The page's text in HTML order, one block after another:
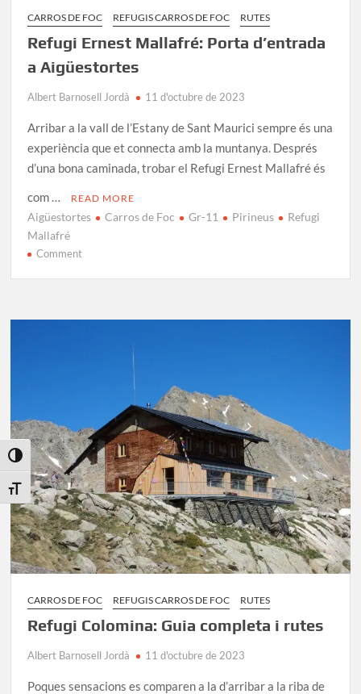
Toggle High Contrast
Toggle Font size
CARROS DE FOC REFUGIS CARROS DE FOC RUTES
Refugi Ernest Mallafré: Porta d’entrada
a Aigüestortes
Albert Barnosell Jordà 11 d'octubre de 2023
Arribar a la vall de l’Estany de Sant Maurici sempre és una
experiència que et connecta amb la muntanya. Després
d’una bona caminada, trobar el Refugi Ernest Mallafré és
com …
READ MORE
Aigüestortes Carros de Foc Gr-11 Pirineus
Refugi
Mallafré
Commenton
Porta
CARROS DE FOC REFUGIS CARROS DE FOC RUTES
Refugi Colomina: Guia completa i rutes
Albert Barnosell Jordà 11 d'octubre de 2023
Poques sensacions es comparen a la d’arribar a la riba de